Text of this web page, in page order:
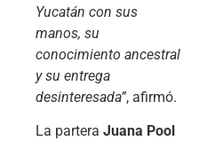
Yucatán con sus
manos, su
conocimiento ancestral
y su entrega
desinteresada”, afirmó.
La partera Juana Pool